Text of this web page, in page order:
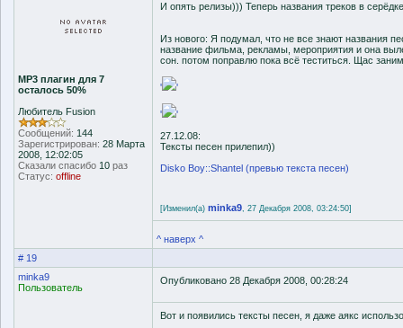
MP3 плагин для 7
осталось 50%
Любитель Fusion
Сообщений: 144
Зарегистрирован: 28 Марта
2008, 12:02:05
Сказали спасибо 10 раз
Статус: offline
И опять релизы))) Теперь названия треков в
Из нового: Я подумал, что не все знают названия
название фильма, рекламы, мероприятия и она
сон. потом поправлю пока всё теститься. Щас
' '
'
'
27.12.08:
Тексты песен прилепил))
Disko Boy::Shantel (превью текста песен)
[Изменил(а) minka9, 27 Декабря 2008, 03:24:50]
^ наверх ^
# 19
minka9
Пользователь
Опубликовано 28 Декабря 2008, 00:28:24
Вот и появились тексты песен, я даже аякс